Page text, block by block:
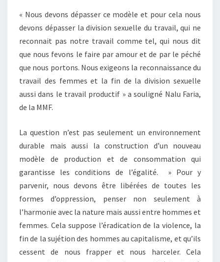
« Nous devons dépasser ce modèle et pour cela nous
devons dépasser la division sexuelle du travail, qui ne
reconnait pas notre travail comme tel, qui nous dit
que nous fevons le faire par amour et de par le péché
que nous portons. Nous exigeons la reconnaissance du
travail des femmes et la fin de la division sexuelle
aussi dans le travail productif » a souligné Nalu Faria,
de la MMF.
La question n’est pas seulement un environnement
durable mais aussi la construction d’un nouveau
modèle de production et de consommation qui
garantisse les conditions de l’égalité. » Pour y
parvenir, nous devons être libérées de toutes les
formes d’oppression, penser non seulement à
l’harmonie avec la nature mais aussi entre hommes et
femmes. Cela suppose l’éradication de la violence, la
fin de la sujétion des hommes au capitalisme, et qu’ils
cessent de nous frapper et nous harceler. Cela